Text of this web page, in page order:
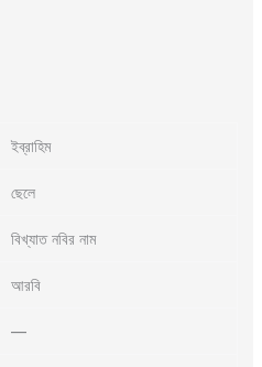
ইব্রাহিম
ছেলে
বিখ্যাত নবির নাম
আরবি
—